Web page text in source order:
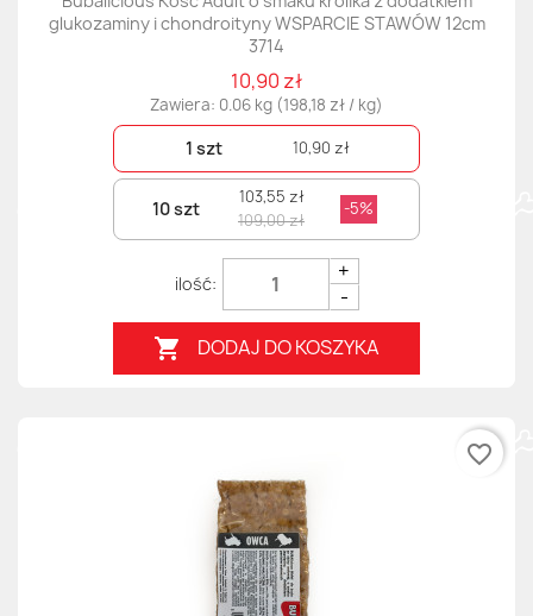
glukozaminy i chondroityny WSPARCIE STAWÓW 12cm
3714
10,90 zł
Zawiera: 0.06 kg (198,18 zł / kg)
1 szt 10,90 zł
10 szt
103,55 zł
109,00 zł
-5%
+
-
 DODAJ DO KOSZYKA
favorite_border